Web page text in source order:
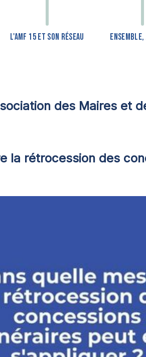
L'AMF 15 ET SON RÉSEAU ENSEMBLE,
des Maires et
la rétrocession des